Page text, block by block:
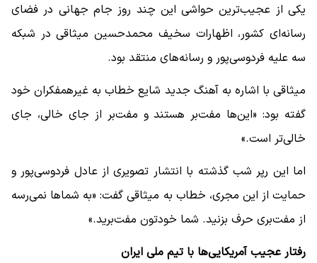
یکی از عجیب‌ترین حواشی این چند روز جام جهانی در فضای
رسانه‌ای کشور، اظهارات سخیف محمدحسین میثاقی در شبکه
سه علیه فردوسی‌پور و رسانه‌های منتقد بود.
میثاقی با اشاره به آهنگ جدید شایع خطاب به غیرهمفکران خود
گفته بود: «این‌ها مفت‌بر هستند و مفت‌بر از جای خالی، جای
خالی‌تر است.»
اما این رپر شب گذشته با انتشار تصویری از عادل فردوسی‌پور و
حمایت از این مجری، خطاب به میثاقی گفت: «به شماها نمی‌رسه
از مفت‌بری حرف بزنید. شما خودتون مفت‌برید.»
رفتار عجیب آمریکایی‌ها با تیم ملی ایران